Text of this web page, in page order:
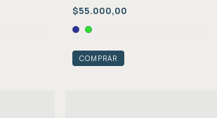
$55.000,00
COMPRAR